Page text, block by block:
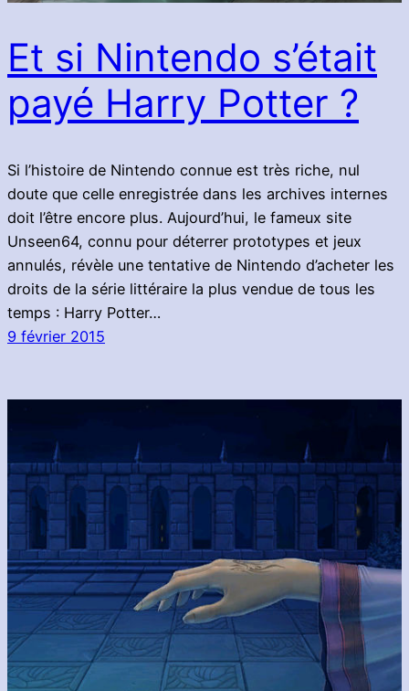
Et si Nintendo s’était
payé Harry Potter ?
Si l’histoire de Nintendo connue est très riche, nul
doute que celle enregistrée dans les archives internes
doit l’être encore plus. Aujourd’hui, le fameux site
Unseen64, connu pour déterrer prototypes et jeux
annulés, révèle une tentative de Nintendo d’acheter les
droits de la série littéraire la plus vendue de tous les
temps : Harry Potter…
9 février 2015